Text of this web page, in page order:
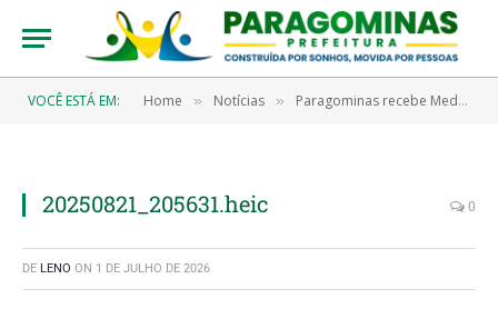
VOCÊ ESTÁ EM: Home » Notícias » Paragominas recebe Medalha Paulo Freire e se consolida como referência nacional na Educação de Jovens e Adultos
20250821_205631.heic 0
DE LENO ON 1 DE JULHO DE 2026